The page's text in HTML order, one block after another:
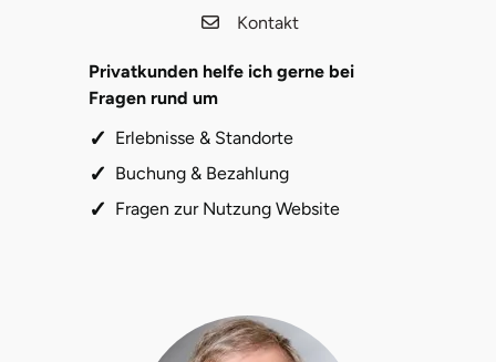
Kontakt
Privatkunden helfe ich gerne bei
Fragen rund um
Erlebnisse & Standorte
Buchung & Bezahlung
Fragen zur Nutzung Website